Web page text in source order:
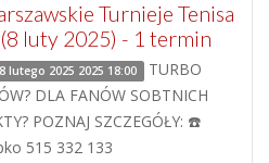
Turnieje Tenisa
luty 2025) - 1 termin
lutego 2025 2025 18:00 TURBO
DLA FANÓW SOBTNICH
POZNAJ SZCZEGÓŁY: ☎️
515 332 133